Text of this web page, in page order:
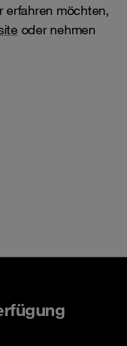
erfahren möchten,
oder nehmen